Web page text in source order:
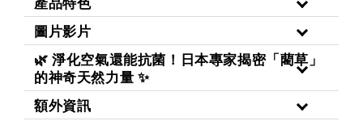
圖片影片
🌿 淨化空氣還能抗菌！日本專家揭密「藺草」
的神奇天然力量 ✨
額外資訊